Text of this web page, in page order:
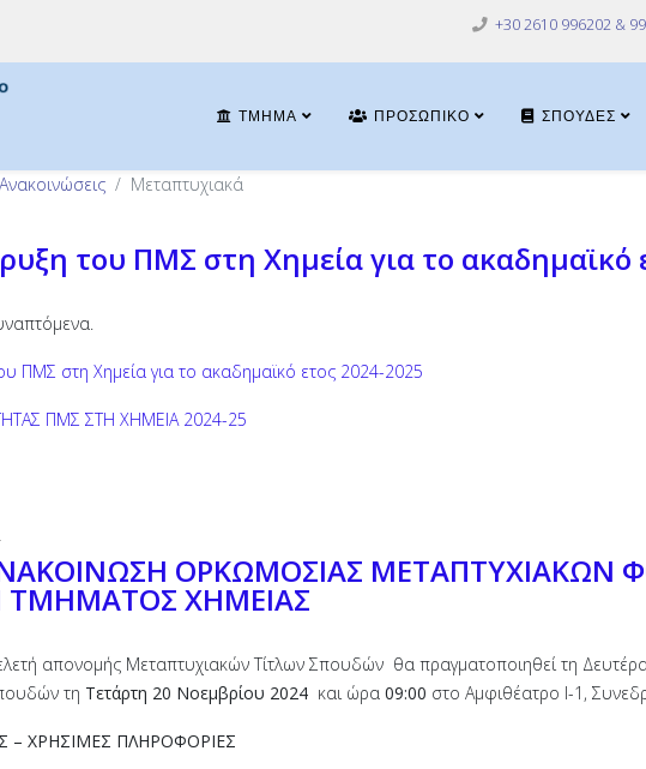
+30 2610 996202 &
ΤΜΉΜΑ ΠΡΟΣΩΠΙΚΌ ΣΠΟΥΔΈΣ
Ανακοινώσεις
Μεταπτυχιακά
του ΠΜΣ στη Χημεία για το ακαδημαϊκό
ΠΜΣ στη Χημεία για το ακαδημαϊκό ετος 2024-2025
ΠΜΣ ΣΤΗ ΧΗΜΕΙΑ 2024-25
ΟΡΚΩΜΟΣΙΑΣ ΜΕΤΑΠΤΥΧΙΑΚΩΝ
ΤΜΗΜΑΤΟΣ ΧΗΜΕΙΑΣ
απονομής Μεταπτυχιακών Τίτλων Σπουδών θα πραγματοποιηθεί τη
τη Τετάρτη 20 Νοεμβρίου 2024 και ώρα 09:00 στο Αμφιθέατρο Ι-1,
– ΧΡΗΣΙΜΕΣ ΠΛΗΡΟΦΟΡΙΕΣ